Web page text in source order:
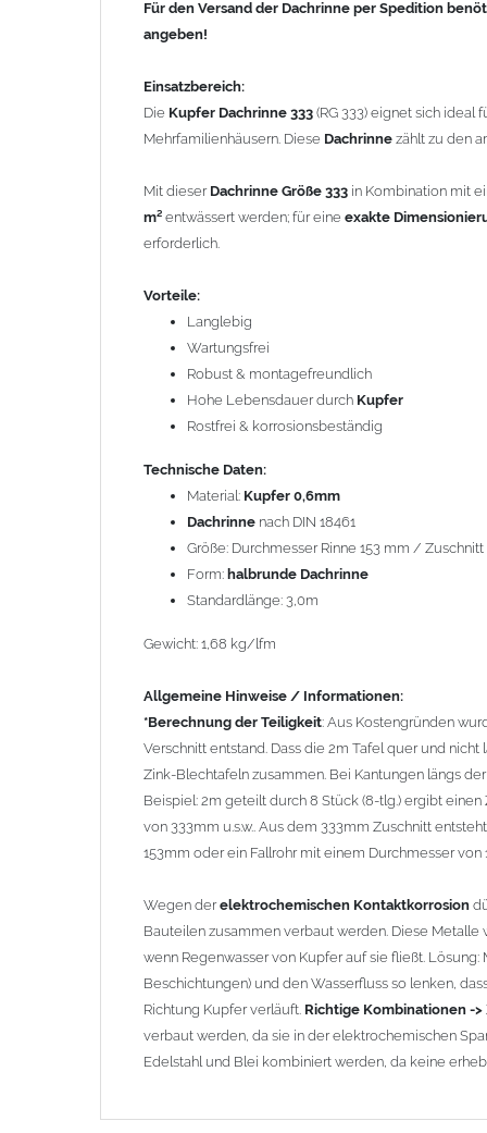
Rostfrei & korrosionsbeständig
Material:Kupfer 0,6mm
Dachrinne nach DIN 18461
Größe: Durchmesser Rinne 153 mm / Zuschnitt
Standardlänge: 3,0m
Wegen der elektrochemischen Kontaktkorrosion
Bauteilen zusammen verbaut werden. Diese Metalle
Regenwasser von Kupfer auf sie fließt. Lösung:
den Wasserfluss so lenken, dass er nur von Zink,
Richtige Kombinationen ->Zink, Aluminium und
da keine erhebliche Kontaktkorrosion auftritt.
Für den Versand der Dachrinne per Spedition
angeben!
Einsatzbereich:
Die Kupfer Dachrinne 333 (RG 333) eignet sich ideal
Mehrfamilienhäusern. Diese Dachrinne zählt zu den
Mit dieser Dachrinne Größe 333 in Kombination mit
m² entwässert werden; für eine exakte
erforderlich.
Vorteile:
Langlebig
Wartungsfrei
Robust & montagefreundlich
Hohe Lebensdauer durch Kupfer
Rostfrei & korrosionsbeständig
Technische Daten:
Material: Kupfer 0,6mm
Dachrinne nach DIN 18461
Größe: Durchmesser Rinne 153 mm /
Form: halbrunde Dachrinne
Standardlänge: 3,0m
Gewicht: 1,68 kg/lfm
Allgemeine Hinweise / Informationen:
*Berechnung der Teiligkeit: Aus Kostengründen
Verschnitt entstand. Dass die 2m Tafel quer und
Zink-Blechtafeln zusammen. Bei Kantungen längs
Beispiel: 2m geteilt durch 8 Stück (8-tlg.) ergibt
von 333mm u.s.w.. Aus dem 333mm Zuschnitt
153mm oder ein Fallrohr mit einem Durchmesser von
Wegen derelektrochemischen Kontaktkorrosion
Bauteilen zusammen verbaut werden. Diese
wenn Regenwasser von Kupfer auf sie fließt.
Beschichtungen) und den Wasserfluss so lenken,
Richtung Kupfer verläuft. Richtige Kombinationen ->
verbaut werden, da sie in der elektrochemischen
Edelstahl und Blei kombiniert werden, da keine